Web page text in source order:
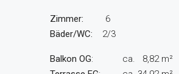
Zimmer: 6
Bäder/WC: 2/3
Balkon OG: ca. 8,82 m²